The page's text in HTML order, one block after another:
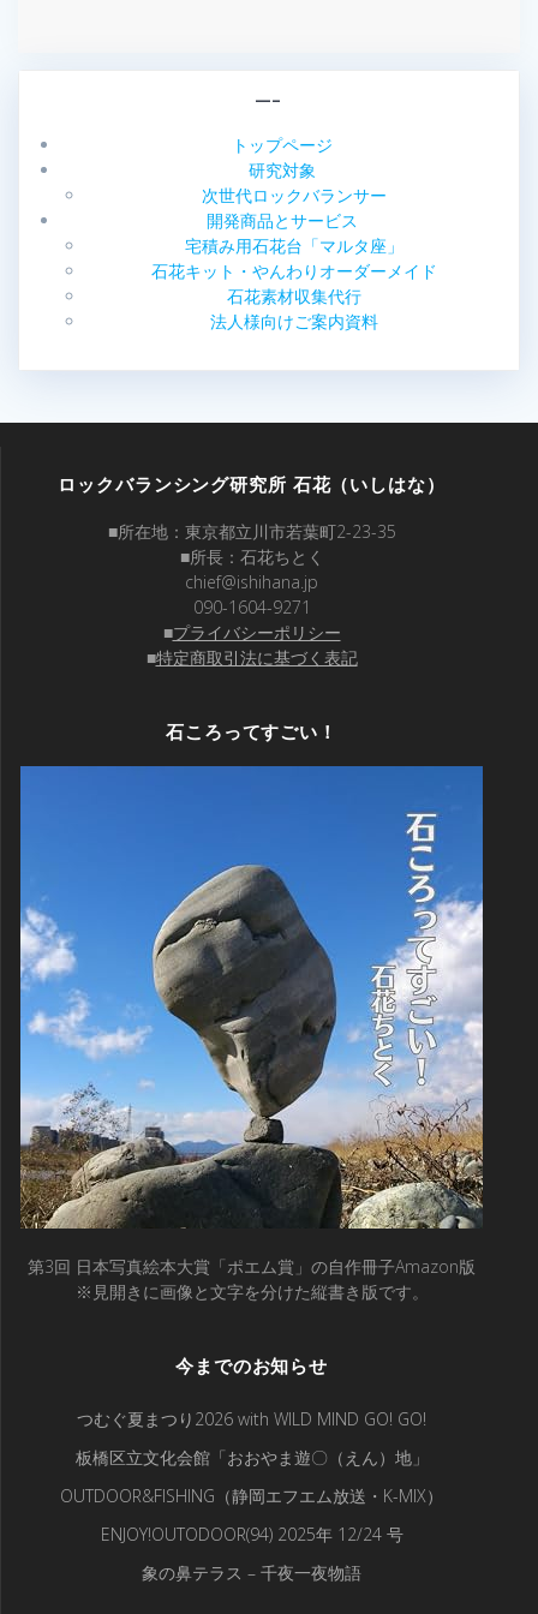
—–
トップページ
研究対象
次世代ロックバランサー
開発商品とサービス
宅積み用石花台「マルタ座」
石花キット・やんわりオーダーメイド
石花素材収集代行
法人様向けご案内資料
ロックバランシング研究所 石花（いしはな）
■所在地：東京都立川市若葉町2-23-35
■所長：石花ちとく
chief@ishihana.jp
090-1604-9271
■プライバシーポリシー
■特定商取引法に基づく表記
石ころってすごい！
第3回 日本写真絵本大賞「ポエム賞」の自作冊子Amazon版
※見開きに画像と文字を分けた縦書き版です。
今までのお知らせ
つむぐ夏まつり2026 with WILD MIND GO! GO!
板橋区立文化会館「おおやま遊〇（えん）地」
OUTDOOR&FISHING（静岡エフエム放送・K-MIX）
ENJOY!OUTODOOR(94) 2025年 12/24 号
象の鼻テラス – 千夜一夜物語